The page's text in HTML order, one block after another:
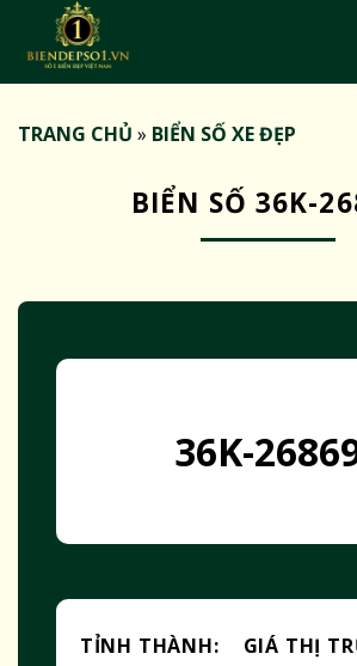
TRANG CHỦ » BIỂN SỐ XE ĐẸP
BIỂN SỐ 36K-
36K-
TỈNH THÀNH:
GIÁ THỊ